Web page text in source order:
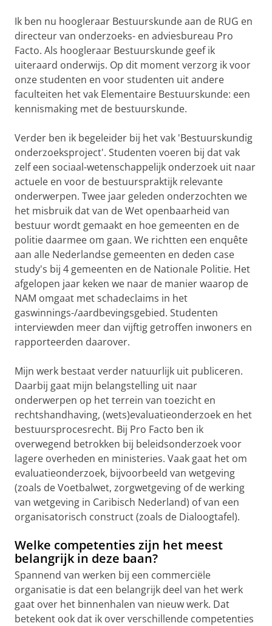
Ik ben nu hoogleraar Bestuurskunde aan de RUG en
directeur van onderzoeks- en adviesbureau Pro
Facto. Als hoogleraar Bestuurskunde geef ik
uiteraard onderwijs. Op dit moment verzorg ik voor
onze studenten en voor studenten uit andere
faculteiten het vak Elementaire Bestuurskunde: een
kennismaking met de bestuurskunde.
Verder ben ik begeleider bij het vak 'Bestuurskundig
onderzoeksproject'. Studenten voeren bij dat vak
zelf een sociaal-wetenschappelijk onderzoek uit naar
actuele en voor de bestuurspraktijk relevante
onderwerpen. Twee jaar geleden onderzochten we
het misbruik dat van de Wet openbaarheid van
bestuur wordt gemaakt en hoe gemeenten en de
politie daarmee om gaan. We richtten een enquête
aan alle Nederlandse gemeenten en deden case
study's bij 4 gemeenten en de Nationale Politie. Het
afgelopen jaar keken we naar de manier waarop de
NAM omgaat met schadeclaims in het
gaswinnings-/aardbevingsgebied. Studenten
interviewden meer dan vijftig getroffen inwoners en
rapporteerden daarover.
Mijn werk bestaat verder natuurlijk uit publiceren.
Daarbij gaat mijn belangstelling uit naar
onderwerpen op het terrein van toezicht en
rechtshandhaving, (wets)evaluatieonderzoek en het
bestuursprocesrecht. Bij Pro Facto ben ik
overwegend betrokken bij beleidsonderzoek voor
lagere overheden en ministeries. Vaak gaat het om
evaluatieonderzoek, bijvoorbeeld van wetgeving
(zoals de Voetbalwet, zorgwetgeving of de werking
van wetgeving in Caribisch Nederland) of van een
organisatorisch construct (zoals de Dialoogtafel).
Welke competenties zijn het meest
belangrijk in deze baan?
Spannend van werken bij een commerciële
organisatie is dat een belangrijk deel van het werk
gaat over het binnenhalen van nieuw werk. Dat
betekent ook dat ik over verschillende competenties